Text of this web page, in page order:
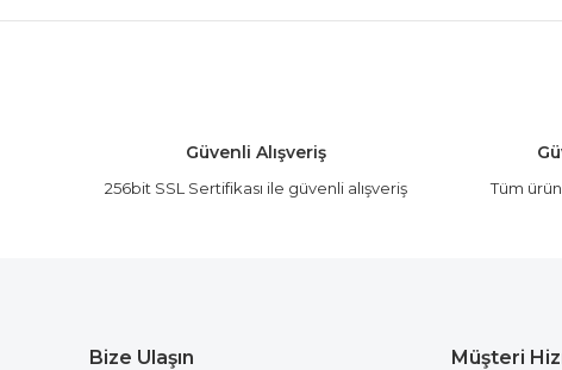
Güvenli Alışveriş
256bit SSL Sertifikası ile güvenli alışveriş Tüm
Bize Ulaşın Müşteri